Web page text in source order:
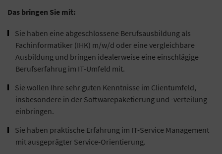
Das bringen Sie mit:
Sie haben eine abgeschlossene Berufsausbildung als
Fachinformatiker (IHK) m/w/d oder eine vergleichbare
Ausbildung und bringen idealerweise eine einschlägige
Berufserfahrug im IT-Umfeld mit.
Sie wollen Ihre sehr guten Kenntnisse im Clientumfeld,
insbesondere in der Softwarepaketierung und -verteilung
einbringen.
Sie haben praktische Erfahrung im IT-Service Management
mit ausgeprägter Service-Orientierung.